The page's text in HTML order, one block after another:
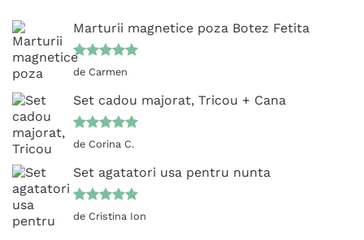
Marturii magnetice poza Botez Fetita
Evaluat la
de Carmen
Set cadou majorat, Tricou + Cana
Evaluat la
de Corina C.
Set agatatori usa pentru nunta
Evaluat la
de Cristina Ion